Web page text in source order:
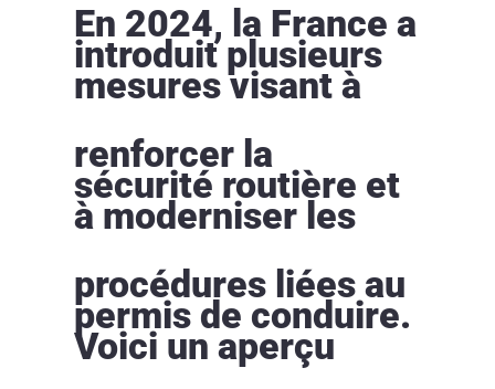
En 2024, la France a
introduit plusieurs
mesures visant à
renforcer la
sécurité routière et
à moderniser les
procédures liées au
permis de conduire.
Voici un aperçu